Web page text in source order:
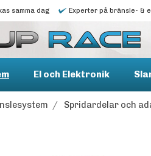
samma dag Experter på bränsle- &
El och Elektronik
/ Spridardelar och